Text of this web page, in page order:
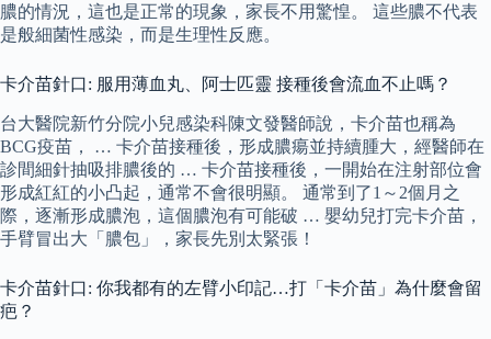
膿的情況，這也是正常的現象，家長不用驚惶。 這些膿不代表
是般細菌性感染，而是生理性反應。
卡介苗針口: 服用薄血丸、阿士匹靈 接種後會流血不止嗎？
台大醫院新竹分院小兒感染科陳文發醫師說，卡介苗也稱為
BCG疫苗， … 卡介苗接種後，形成膿瘍並持續腫大，經醫師在
診間細針抽吸排膿後的 … 卡介苗接種後，一開始在注射部位會
形成紅紅的小凸起，通常不會很明顯。 通常到了1～2個月之
際，逐漸形成膿泡，這個膿泡有可能破 … 嬰幼兒打完卡介苗，
手臂冒出大「膿包」，家長先別太緊張！
卡介苗針口: 你我都有的左臂小印記…打「卡介苗」為什麼會留
疤？